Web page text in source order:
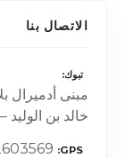
الاتصال بنا
تبوك
خالد بن الوليد
GPS
55.2912681